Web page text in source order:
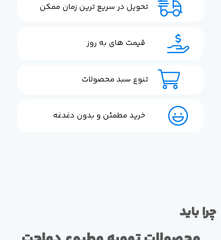
تحویل در سریع ترین زمان ممکن
قیمت های به روز
تنوع سبد محصولات
خرید مطمئن و بدون دغدغه
چرا باید